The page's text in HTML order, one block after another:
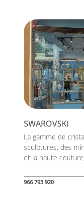
SWAROVSKI
La gamme de
sculptures, des
et la haute
966 793 920